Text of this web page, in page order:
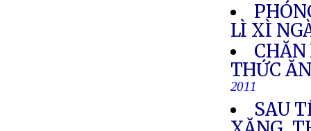
LÌ XÌ
THỨC
2011
SAU